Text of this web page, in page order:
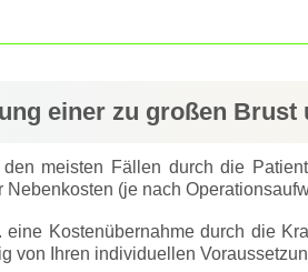
einer zu großen Brust
meisten Fällen durch die
(je nach
Kostenübernahme durch die
von Ihren individuellen